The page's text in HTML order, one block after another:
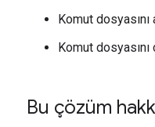
Komut dosyasını
Komut dosyasını
Bu çözüm